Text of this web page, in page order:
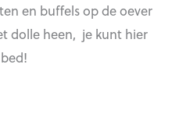
en buffels op de oever
dolle heen, je kunt hier